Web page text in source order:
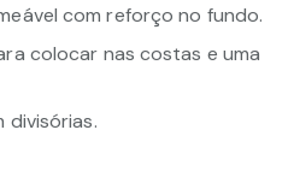
com reforço no fundo.
colocar nas costas e uma
divisórias.